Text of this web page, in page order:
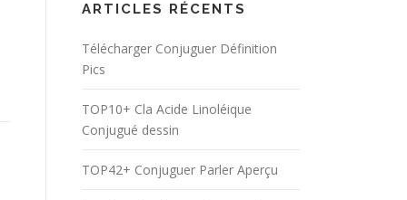
ARTICLES RÉCENTS
Télécharger Conjuguer Définition
Pics
TOP10+ Cla Acide Linoléique
Conjugué dessin
TOP42+ Conjuguer Parler Aperçu